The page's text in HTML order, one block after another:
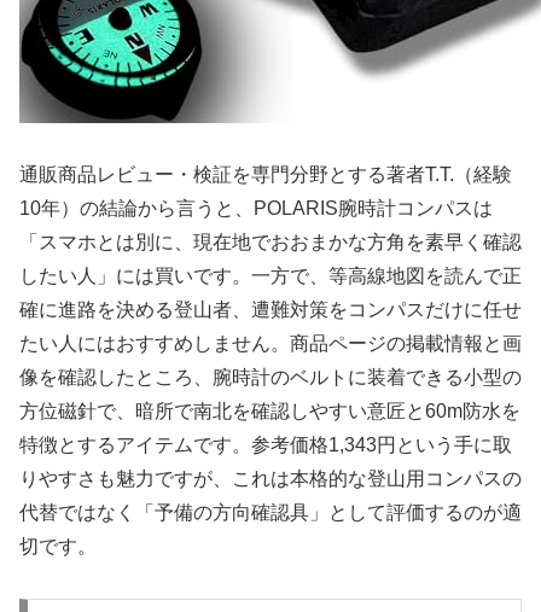
通販商品レビュー・検証を専門分野とする著者T.T.（経験
10年）の結論から言うと、POLARIS腕時計コンパスは
「スマホとは別に、現在地でおおまかな方角を素早く確認
したい人」には買いです。一方で、等高線地図を読んで正
確に進路を決める登山者、遭難対策をコンパスだけに任せ
たい人にはおすすめしません。商品ページの掲載情報と画
像を確認したところ、腕時計のベルトに装着できる小型の
方位磁針で、暗所で南北を確認しやすい意匠と60m防水を
特徴とするアイテムです。参考価格1,343円という手に取
りやすさも魅力ですが、これは本格的な登山用コンパスの
代替ではなく「予備の方向確認具」として評価するのが適
切です。